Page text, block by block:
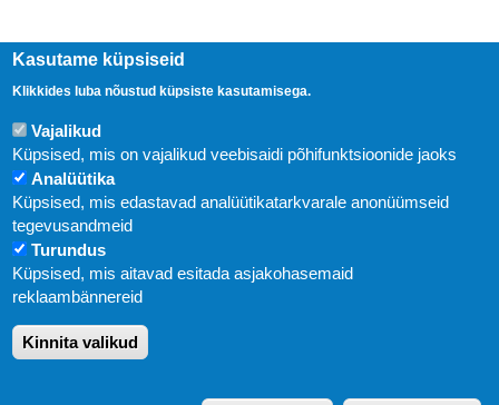
Uudised
KIRJASTUS PEGASUS OÜ © 2020
Paldiski mnt. 29 (A korpus VI korrus), Tallinn
E-post:pegasus[at]pegasus.ee
Kasutame küpsiseid
Klikkides luba nõustud küpsiste kasutamisega.
Vajalikud
Küpsised, mis on vajalikud veebisaidi põhifunktsioonide jaoks
Analüütika
Küpsised, mis edastavad analüütikatarkvarale anonüümseid
tegevusandmeid
Turundus
Küpsised, mis aitavad esitada asjakohasemaid
reklaambännereid
Kinnita valikud